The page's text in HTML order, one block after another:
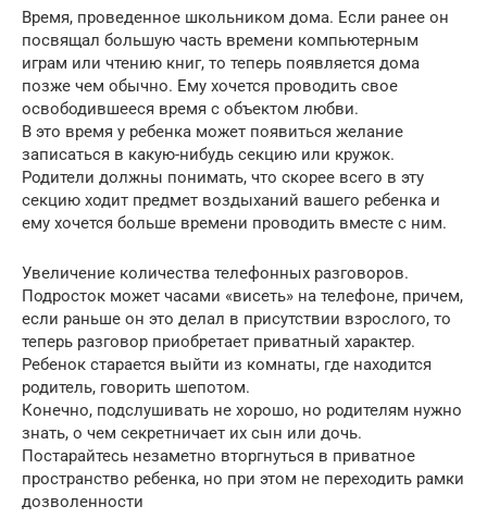
Время, проведенное школьником дома. Если ранее он
посвящал большую часть времени компьютерным
играм или чтению книг, то теперь появляется дома
позже чем обычно. Ему хочется проводить свое
освободившееся время с объектом любви.
В это время у ребенка может появиться желание
записаться в какую-нибудь секцию или кружок.
Родители должны понимать, что скорее всего в эту
секцию ходит предмет воздыханий вашего ребенка и
ему хочется больше времени проводить вместе с ним.
Увеличение количества телефонных разговоров.
Подросток может часами «висеть» на телефоне, причем,
если раньше он это делал в присутствии взрослого, то
теперь разговор приобретает приватный характер.
Ребенок старается выйти из комнаты, где находится
родитель, говорить шепотом.
Конечно, подслушивать не хорошо, но родителям нужно
знать, о чем секретничает их сын или дочь.
Постарайтесь незаметно вторгнуться в приватное
пространство ребенка, но при этом не переходить рамки
дозволенности